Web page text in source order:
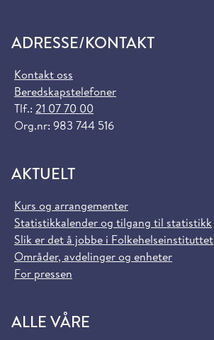
ADRESSE/KONTAKT
Kontakt oss
Beredskapstelefoner
Tlf.: 21 07 70 00
Org.nr: 983 744 516
AKTUELT
Kurs og arrangementer
Statistikkalender og tilgang til statistikk
Slik er det å jobbe i Folkehelseinstituttet
Områder, avdelinger og enheter
For pressen
ALLE VÅRE